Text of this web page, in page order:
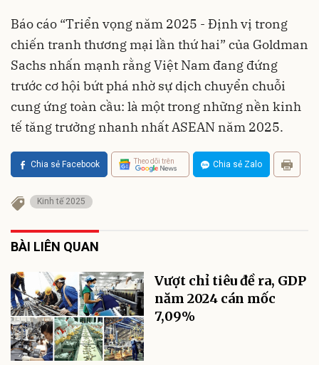
Báo cáo “Triển vọng năm 2025 - Định vị trong
chiến tranh thương mại lần thứ hai” của Goldman
Sachs nhấn mạnh rằng Việt Nam đang đứng
trước cơ hội bứt phá nhờ sự dịch chuyển chuỗi
cung ứng toàn cầu: là một trong những nền kinh
tế tăng trưởng nhanh nhất ASEAN năm 2025.
Chia sẻ Facebook Theo dõi trên Chia sẻ Zalo
Kinh tế 2025
BÀI LIÊN QUAN
Vượt chỉ tiêu đề ra, GDP
năm 2024 cán mốc
7,09%